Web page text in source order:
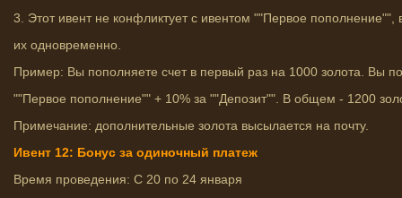
3. Этот ивент не конфликтует с ивентом ""Первое
их одновременно.
Пример: Вы пополняете счет в первый раз на 1000 золота. Вы
""Первое пополнение"" + 10% за ""Депозит"". В общем - 1200
Примечание: дополнительные золота высылается на почту.
Ивент 12: Бонус за одиночный платеж
Время проведения: С 20 по 24 января